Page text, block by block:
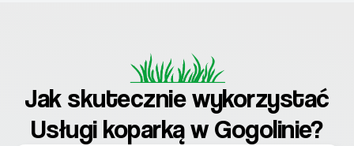
Jak skutecznie wykorzystać
Usługi koparką w Gogolinie?